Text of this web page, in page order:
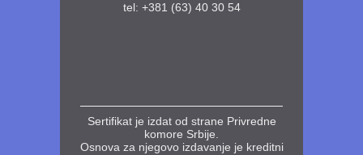
tel: +381 (63) 40 30 54
Sertifikat je izdat od strane Privredne
komore Srbije.
Osnova za njegovo izdavanje je kreditni